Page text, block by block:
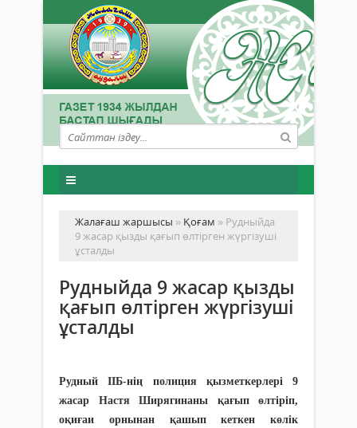
Жалағаш жаршысы » Қоғам » Рудныйда
9 жасар қызды қағып өлтірген жүргізуші
ұсталды
Рудныйда 9 жасар қызды
қағып өлтірген жүргізуші
ұсталды
Рудный ІІБ-нің полиция қызметкерлері 9
жасар Настя Ширягинаны қағып өлтіріп,
оқиғаи орнынан қашып кеткен көлік